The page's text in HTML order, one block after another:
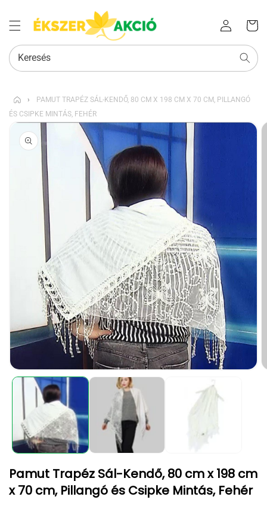
Bejelentkezés
kosara
Keresés
›
PAMUT TRAPÉZ SÁL-KENDŐ, 80 CM X 198 CM X 70 CM, PILLANGÓ
ÉS CSIPKE MINTÁS, FEHÉR
KIHAGYÁS, ÉS
UGRÁS A
TERMÉKADATOKRA
médiafájl
megnyitása
modális
párbeszédpanelen
Pamut Trapéz Sál-Kendő, 80 cm x 198 cm
x 70 cm, Pillangó és Csipke Mintás, Fehér